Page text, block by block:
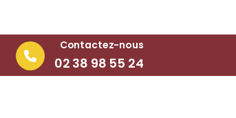
Contactez-nous
02 38 98 55 24